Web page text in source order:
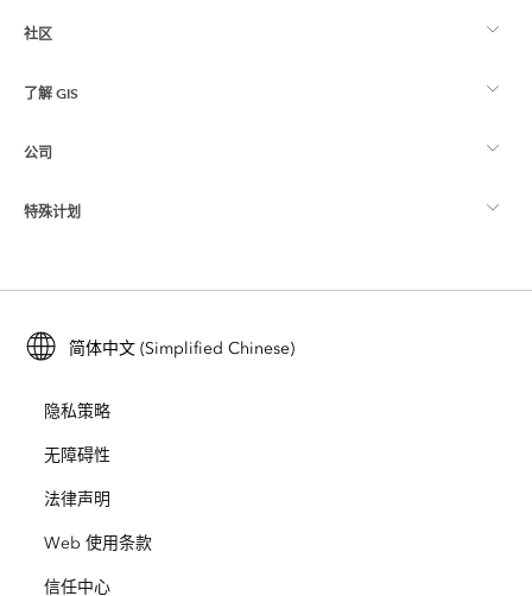
ArcGIS 概览
制图
Esri Store
社区
Esri 社区
ArcGIS 博客
用户研究和测试
Esri 年轻专家关系网
了解 GIS
什么是 GIS？
位置智能
培训
ArcUser
ArcNews
ArcWatch
Esri Press
公司
关于 Esri
招贤纳士
开放视野
业务行为准则
特殊计划
ArcGIS for Student Use
保护
教育
简体中文 (Simplified Chinese)
隐私策略
无障碍性
法律声明
Web 使用条款
信任中心